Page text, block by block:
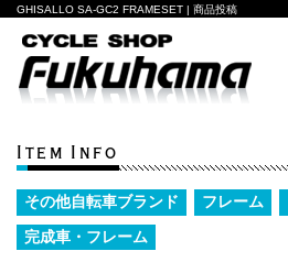
GHISALLO SA-GC2 FRAMESET | 商品投稿
Item Info
その他自転車ブランド フレーム
完成車・フレーム